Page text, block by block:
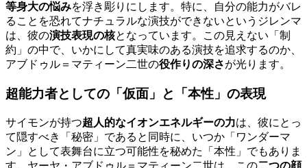
等身大の悩みを浮き彫りにします。特に、自分の能力がバレ
ることを恐れてナチュラルな演技ができないというジレンマ
は、彼の演技表現の核となっています。この見えない「制
約」の中で、いかにして真実味のある演技を追求するのか、
アブドゥル＝マティーン二世の役作りの深さが光ります。
超能力者としての「仮面」と「本性」の表現
サイモンが持つ超人的なイオンエネルギーの力は、彼にとっ
て隠すべき「秘密」であると同時に、いつか「ワンダーマ
ン」として表舞台に立つ可能性を秘めた「本性」でもありま
す。ヤーヤ・アブドゥル＝マティーン二世は、この二つの顔